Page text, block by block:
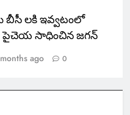
బీసీ లకి ఇవ్వటంలో
పైచెయ సాధించిన జగన్
ago 0